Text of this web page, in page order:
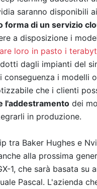
saranno disponibili
forma di un servizio
a disposizione i
loro in pasto i
dagli impianti del
conseguenza i modelli
che i clienti
l'addestramento dei
in produzione.
tra Baker Hughes e
alla prossima
1, che sarà basata su
Pascal. L'azienda